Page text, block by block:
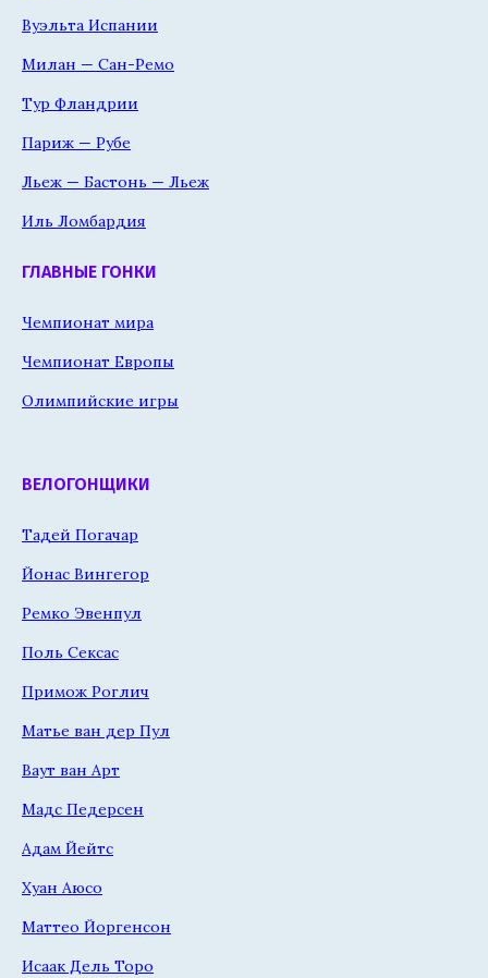
Вуэльта Испании
Милан — Сан-Ремо
Тур Фландрии
Париж — Рубе
Льеж — Бастонь — Льеж
Иль Ломбардия
ГЛАВНЫЕ ГОНКИ
Чемпионат мира
Чемпионат Европы
Олимпийские игры
ВЕЛОГОНЩИКИ
Тадей Погачар
Йонас Вингегор
Ремко Эвенпул
Поль Сексас
Примож Роглич
Матье ван дер Пул
Ваут ван Арт
Мадс Педерсен
Адам Йейтс
Хуан Аюсо
Маттео Йоргенсон
Исаак Дель Торо